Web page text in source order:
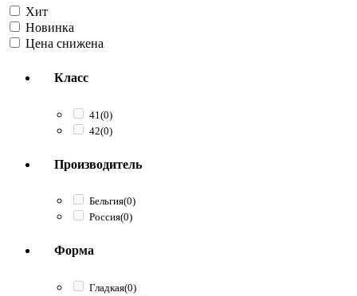
Хит
Новинка
Цена снижена
Класс
41 (0)
42(0)
Производитель
Бельгия(0)
Россия(0)
Форма
Гладкая(0)